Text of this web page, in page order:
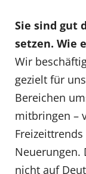
Sie sind gut
setzen. Wie
Wir
gezielt für
Bereichen
mitbringen –
Neuerungen.
nicht auf